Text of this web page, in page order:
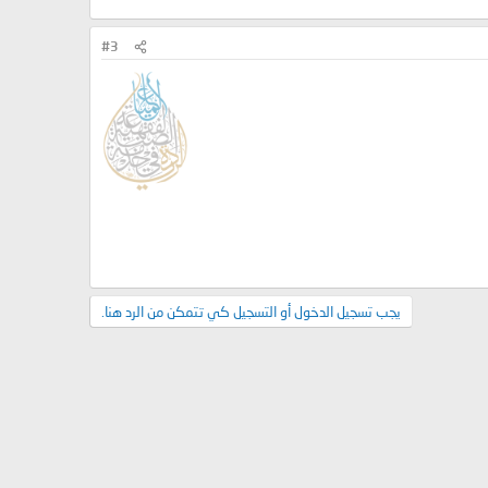
#3
يجب تسجيل الدخول أو التسجيل كي تتمكن من الرد هنا.